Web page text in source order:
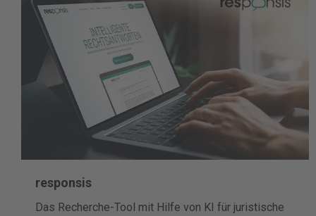
responsis
Das Recherche-Tool mit Hilfe von KI für juristische